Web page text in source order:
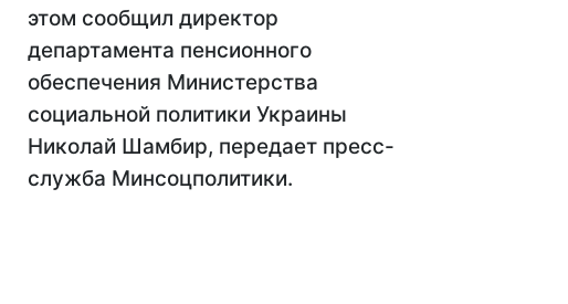
этом сообщил директор
департамента пенсионного
обеспечения Министерства
социальной политики Украины
Николай Шамбир, передает пресс-
служба Минсоцполитики.